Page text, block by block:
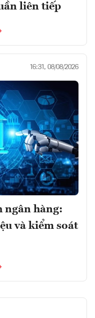
liên tiếp
16:31, 08/08/2026
ngân hàng:
và kiểm soát